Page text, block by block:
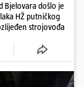
Bjelovara došlo je
HŽ putničkog
strojovođa